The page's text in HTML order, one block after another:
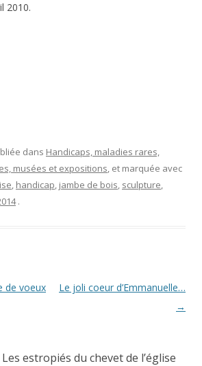
2010.
dans Handicaps, maladies rares,
musées et expositions, et marquée avec
, handicap, jambe de bois, sculpture,
.
de voeux
Le joli coeur d’Emmanuelle…
→
Les estropiés du chevet de l’église